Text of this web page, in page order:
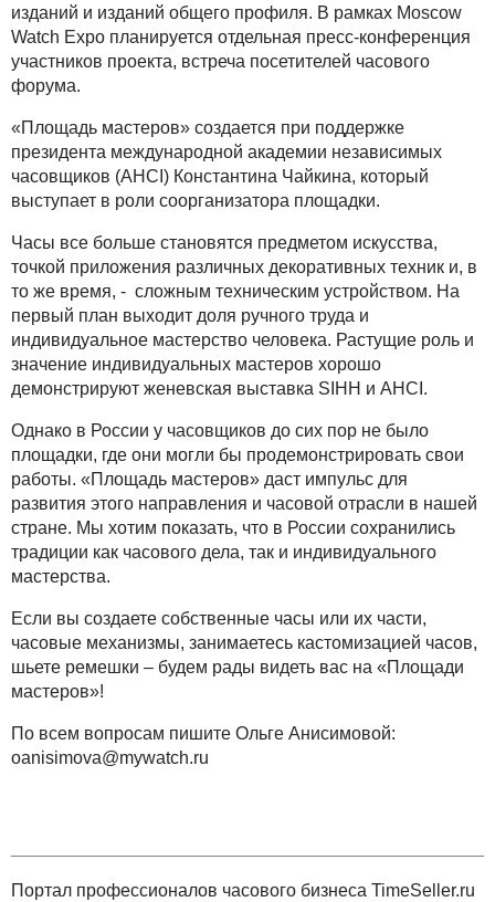
изданий и изданий общего профиля. В рамках Moscow
Watch Expo планируется отдельная пресс-конференция
участников проекта, встреча посетителей часового
форума.
«Площадь мастеров» создается при поддержке
президента международной академии независимых
часовщиков (AHCI) Константина Чайкина, который
выступает в роли соорганизатора площадки.
Часы все больше становятся предметом искусства,
точкой приложения различных декоративных техник и, в
то же время, - сложным техническим устройством. На
первый план выходит доля ручного труда и
индивидуальное мастерство человека. Растущие роль и
значение индивидуальных мастеров хорошо
демонстрируют женевская выставка SIHH и AHCI.
Однако в России у часовщиков до сих пор не было
площадки, где они могли бы продемонстрировать свои
работы. «Площадь мастеров» даст импульс для
развития этого направления и часовой отрасли в нашей
стране. Мы хотим показать, что в России сохранились
традиции как часового дела, так и индивидуального
мастерства.
Если вы создаете собственные часы или их части,
часовые механизмы, занимаетесь кастомизацией часов,
шьете ремешки – будем рады видеть вас на «Площади
мастеров»!
По всем вопросам пишите Ольге Анисимовой:
oanisimova@mywatch.ru
Портал профессионалов часового бизнеса TimeSeller.ru